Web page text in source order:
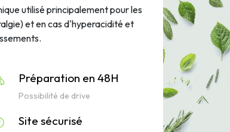
utilisé principalement pour les
et en cas d'hyperacidité et
Préparation en 48H
Possibilité de drive
Site sécurisé